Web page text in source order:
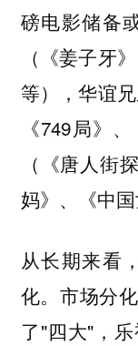
磅电影储备
（《姜子牙
等），华谊
《749局》
（《唐人街
妈》、《中国
从长期来看
化。市场分
了"四大"，